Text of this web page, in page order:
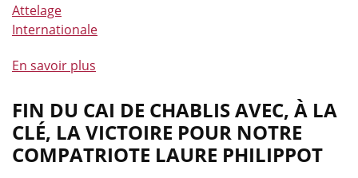
Attelage
Internationale
En savoir plus
de
Cocorico
pour
les
FIN DU CAI DE CHABLIS AVEC, À LA
CLÉ, LA VICTOIRE POUR NOTRE
COMPATRIOTE LAURE PHILIPPOT